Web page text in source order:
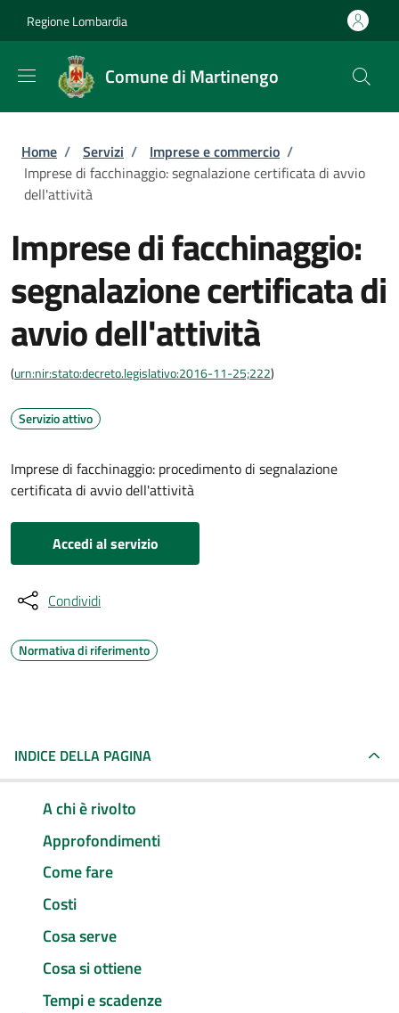
Regione Lombardia
Comune di Martinengo
Briciole di pane
Home / Servizi / Imprese e commercio /
Imprese di facchinaggio: segnalazione certificata di avvio
dell'attività
Imprese di facchinaggio:
segnalazione certificata di
avvio dell'attività
(urn:nir:stato:decreto.legislativo:2016-11-25;222)
Servizio attivo
Imprese di facchinaggio: procedimento di segnalazione
certificata di avvio dell'attività
Accedi al servizio
Condividi
Normativa di riferimento
INDICE DELLA PAGINA
A chi è rivolto
Approfondimenti
Come fare
Costi
Cosa serve
Cosa si ottiene
Tempi e scadenze